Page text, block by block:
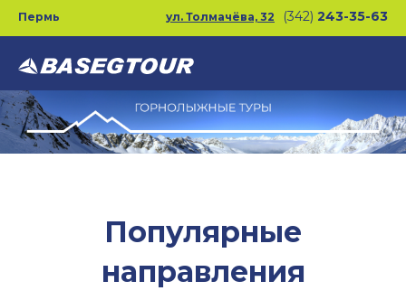
Перейти
Пермь ул. Толмачёва, 32 (342) 243-35-63
Популярные
направления